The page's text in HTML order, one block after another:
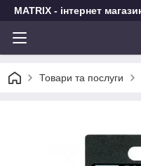
MATRIX - інтернет
Товари та послуги